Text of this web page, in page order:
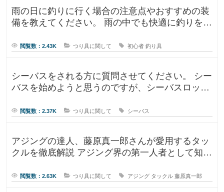
雨の日に釣りに行く場合の注意点やおすすめの装
備を教えてください。 雨の中でも快適に釣りを楽
閲覧数：2.43K つり具に関して 初心者 釣り具
シーバスをされる方に質問させてください。 シー
バスを始めようと思うのですが、シーバスロッド
閲覧数：2.37K つり具に関して シーバス
アジングの達人、藤原真一郎さんが愛用するタッ
クルを徹底解説 アジング界の第一人者として知ら
閲覧数：2.63K つり具に関して アジング タックル 藤原真一郎